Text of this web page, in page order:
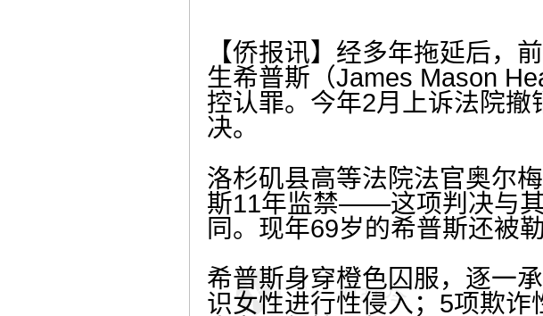
【侨报讯】经多年拖延后，
生希普斯（James Mason
控认罪。今年2月上诉法院撤
决。
洛杉矶县高等法院法官奥尔
斯11年监禁——这项判决与
同。现年69岁的希普斯还被
希普斯身穿橙色囚服，逐一
识女性进行性侵入；5项欺